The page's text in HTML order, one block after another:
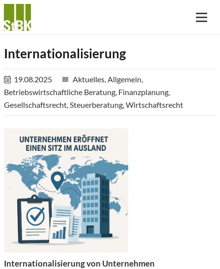
Internationalisierung
19.08.2025 reorder Aktuelles,Allgemein,
Betriebswirtschaftliche Beratung, Finanzplanung,
Gesellschaftsrecht,Steuerberatung,Wirtschaftsrecht
Internationalisierung von Unternehmen